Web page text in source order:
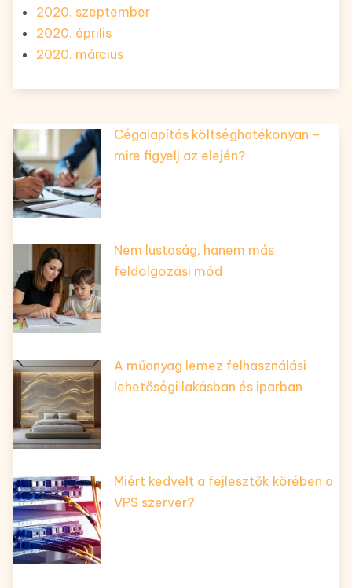
2020. szeptember
2020. április
2020. március
Cégalapítás költséghatékonyan –
mire figyelj az elején?
Nem lustaság, hanem más
feldolgozási mód
A műanyag lemez felhasználási
lehetőségi lakásban és iparban
Miért kedvelt a fejlesztők körében a
VPS szerver?